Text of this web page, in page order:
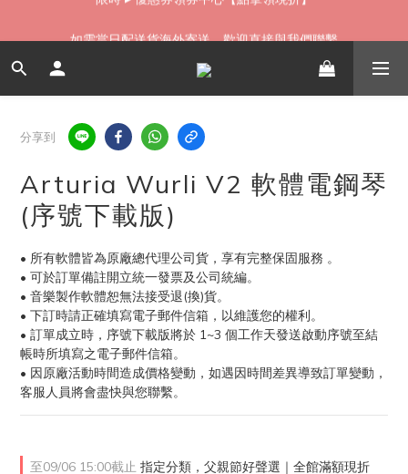
分享到
Arturia Wurli V2 軟體電鋼琴
(序號下載版)
• 所有軟體皆為原廠總代理公司貨，享有完整保固服務 。
• 可於訂單備註開立統一發票及公司統編。
• 音樂製作軟體恕無法接受退(換)貨。
• 下訂時請正確填寫電子郵件信箱，以維護您的權利。
• 訂單成立時，序號下載版將於 1~3 個工作天發送啟動序號至結
帳時所填寫之電子郵件信箱。
• 因原廠活動時間造成價格變動，如遇因時間差異導致訂單變動，
客服人員將會盡快與您聯繫。
至09/06 15:00截止 指定分類，父親節好聲選｜全館滿額現折